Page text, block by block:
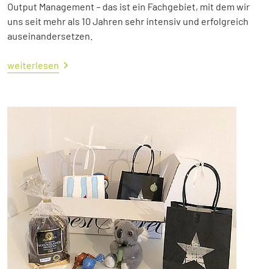
Output Management – das ist ein Fachgebiet, mit dem wir
uns seit mehr als 10 Jahren sehr intensiv und erfolgreich
auseinandersetzen.
weiterlesen